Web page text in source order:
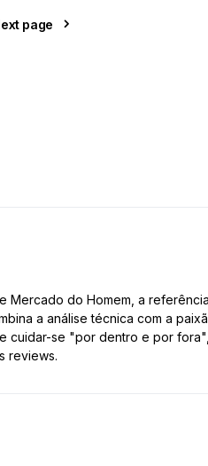
page
do Homem, a
a análise técnica com a
cuidar-se "por dentro e por
reviews.